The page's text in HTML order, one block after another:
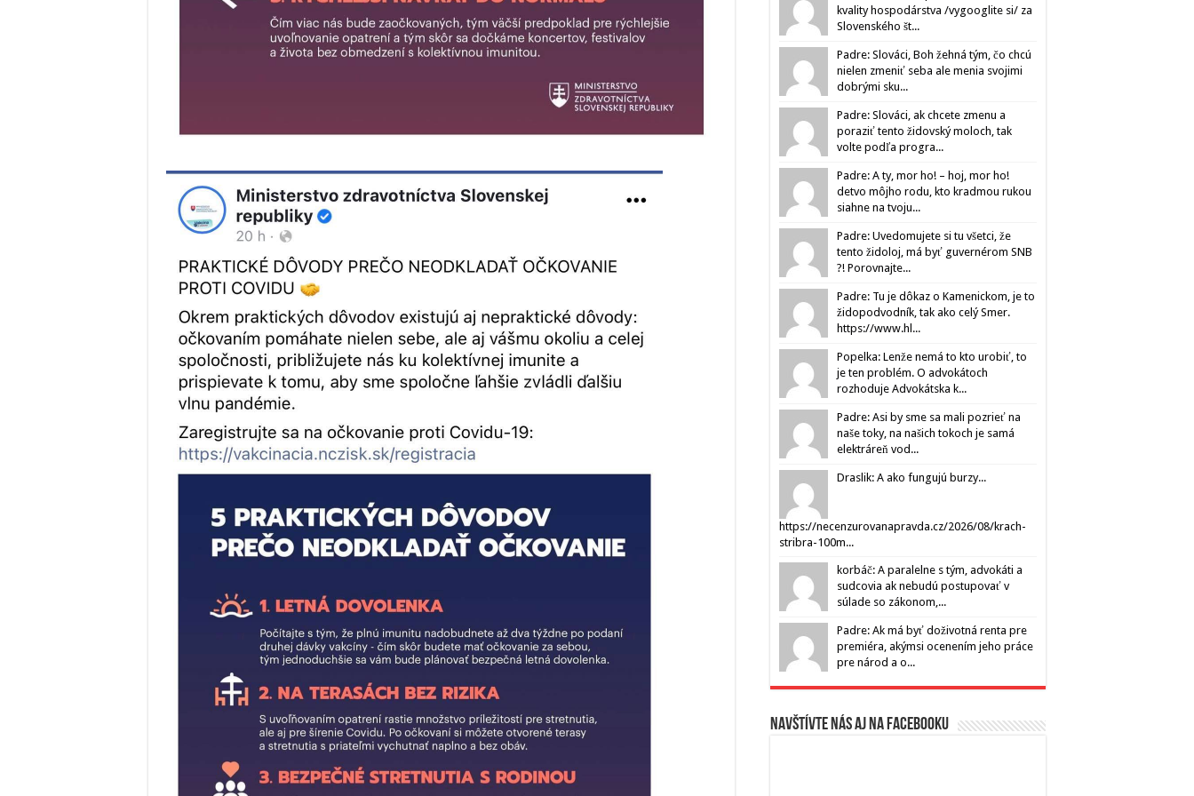
kvality hospodárstva /vygooglite si/ za
Slovenského št...
Padre: Slováci, Boh žehná tým, čo chcú
nielen zmeniť seba ale menia svojimi
dobrými sku...
Padre: Slováci, ak chcete zmenu a
poraziť tento židovský moloch, tak
volte podľa progra...
Padre: A ty, mor ho! – hoj, mor ho!
detvo môjho rodu, kto kradmou rukou
siahne na tvoju...
Padre: Uvedomujete si tu všetci, že
tento židoloj, má byť guvernérom SNB
?! Porovnajte...
Padre: Tu je dôkaz o Kamenickom, je to
židopodvodník, tak ako celý Smer.
https://www.hl...
Popelka: Lenže nemá to kto urobiť, to
je ten problém. O advokátoch
rozhoduje Advokátska k...
Padre: Asi by sme sa mali pozrieť na
naše toky, na našich tokoch je samá
elektráreň vod...
Draslik: A ako fungujú burzy...
https://necenzurovanapravda.cz/2026/08/krach-
stribra-100m...
korbáč: A paralelne s tým, advokáti a
sudcovia ak nebudú postupovať v
súlade so zákonom,...
Padre: Ak má byť doživotná renta pre
premiéra, akýmsi ocenením jeho práce
pre národ a o...
Navštívte nás aj na Facebooku